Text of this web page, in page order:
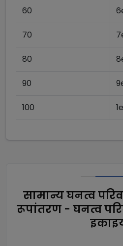
60
70
80
90
100
सामान्य घनत्व
रूपांतरण - घनत्व